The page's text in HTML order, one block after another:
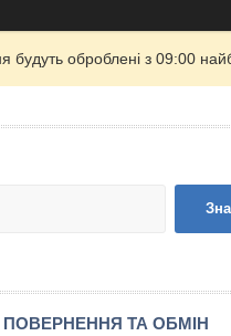
оброблені з 09:00
ПОВЕРНЕННЯ ТА ОБМІН